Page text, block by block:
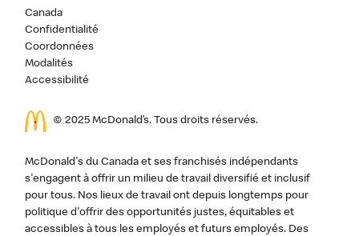
Canada
Confidentialité
Coordonnées
Modalités
Accessibilité
© 2025 McDonald’s. Tous droits réservés.
McDonald's du Canada et ses franchisés indépendants
s'engagent à offrir un milieu de travail diversifié et inclusif
pour tous. Nos lieux de travail ont depuis longtemps pour
politique d'offrir des opportunités justes, équitables et
accessibles à tous les employés et futurs employés. Des